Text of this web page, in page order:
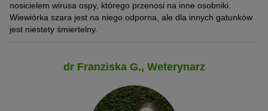
nosicielem wirusa ospy, którego przenosi na inne osobniki.
Wiewiórka szara jest na niego odporna, ale dla innych gatunków
jest niestety śmiertelny.
dr Franziska G., Weterynarz